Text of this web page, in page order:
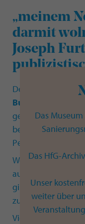
„meinem
darmit
Joseph
Der
Ratsherr
Buchhalter
gehört auch
bebilderten
Persönlichkeiten
Weniger bekannt
ausgesprochen
ging, seine
zu vermarkten.
Vielfach beschritt
Das
Das HfG-
Unser
weiter über